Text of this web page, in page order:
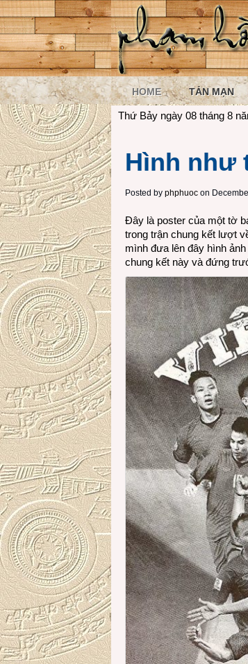
HOME TẢN MẠN
Thứ Bảy ngày 08 tháng 8
Hình như
Posted by phphuoc on
Đây là poster của một tờ
trong trận chung kết lượt
mình đưa lên đây hình
chung kết này và đứng